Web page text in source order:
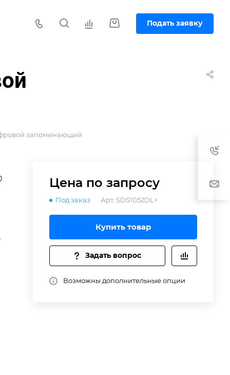
Подать заявку
запоминающий
Цена по запросу
Под заказ Арт. SDS1052DL+
Купить товар
Задать вопрос
Возможны дополнительные опции